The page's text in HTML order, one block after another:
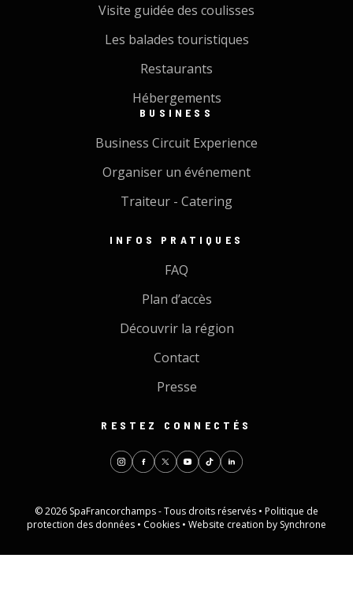
Visite guidée des coulisses
Les balades touristiques
Restaurants
Hébergements
BUSINESS
Business Circuit Experience
Organiser un événement
Traiteur - Catering
INFOS PRATIQUES
FAQ
Plan d’accès
Découvrir la région
Contact
Presse
RESTEZ CONNECTÉS
© 2026 SpaFrancorchamps - Tous droits réservés • Politique de
protection des données • Cookies • Website creation by Synchrone